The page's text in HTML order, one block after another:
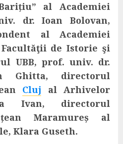
al Academiei
dr. Ioan Bolovan,
al Academiei
de Istorie şi
UBB, prof. univ. dr.
Ghitta, directorul
Cluj al Arhivelor
Ivan, directorul
Maramureș al
Klara Guseth.